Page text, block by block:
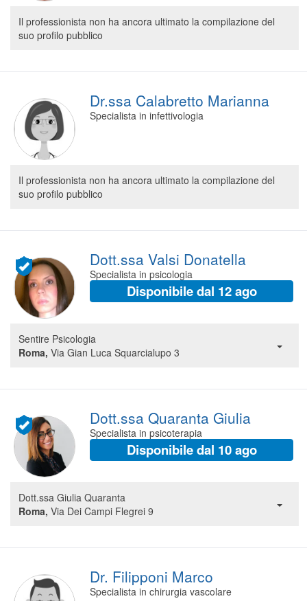
Il professionista non ha ancora ultimato la compilazione del
suo profilo pubblico
Dr.ssa Calabretto Marianna
Specialista in infettivologia
Il professionista non ha ancora ultimato la compilazione del
suo profilo pubblico
Dott.ssa Valsi Donatella
Specialista in psicologia
Disponibile dal 12 ago
Sentire Psicologia
Roma, Via Gian Luca Squarcialupo 3
Dott.ssa Quaranta Giulia
Specialista in psicoterapia
Disponibile dal 10 ago
Dott.ssa Giulia Quaranta
Roma, Via Dei Campi Flegrei 9
Dr. Filipponi Marco
Specialista in chirurgia vascolare